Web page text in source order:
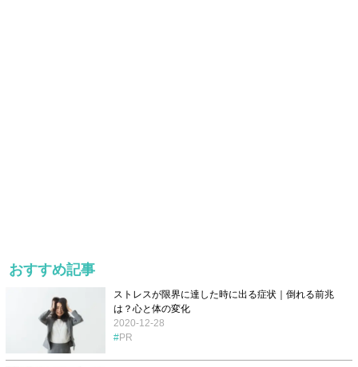
おすすめ記事
ストレスが限界に達した時に出る症状｜倒れる前兆
は？心と体の変化
2020-12-28
PR